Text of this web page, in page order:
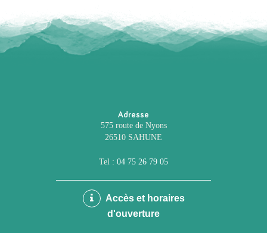
Adresse
575 route de Nyons
26510 SAHUNE
Tel : 04 75 26 79 05
Accès et horaires
d'ouverture